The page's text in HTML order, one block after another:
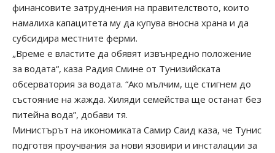
финансовите затруднения на правителството, които
намалиха капацитета му да купува вносна храна и да
субсидира местните ферми.
„Време е властите да обявят извънредно положение
за водата“, каза Радия Смине от Тунизийската
обсерватория за водата. “Ако мълчим, ще стигнем до
състояние на жажда. Хиляди семейства ще останат без
питейна вода”, добави тя.
Министърът на икономиката Самир Саид каза, че Тунис
подготвя проучвания за нови язовири и инсталации за